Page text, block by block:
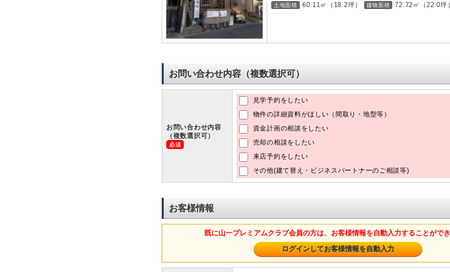
土地面積 60.11㎡（18.2坪） 建物面積 72.72㎡（22.0坪
お問い合わせ内容（複数選択可）
お問い合わせ内容
（複数選択可）
見学予約をしたい
物件の詳細資料がほしい（間取り・地型等）
資金計画の相談をしたい
売却の相談をしたい
来店予約をしたい
その他(建て替え・ビジネスパートナーのご相談等)
お客様情報
既に山一プレミアムクラブ会員の方は、お客様情報を自動入力することがで